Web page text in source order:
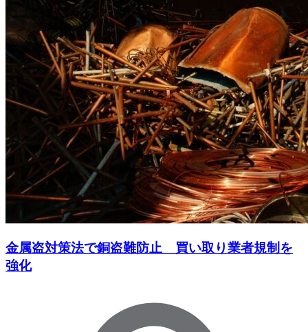
金属盗対策法で銅盗難防止 買い取り業者規制を
強化